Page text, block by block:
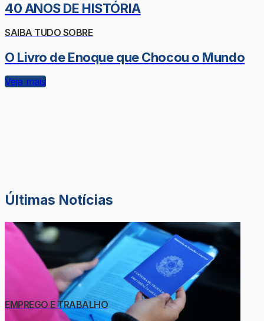
40 ANOS DE HISTÓRIA
SAIBA TUDO SOBRE
O Livro de Enoque que Chocou o Mundo
Veja mais
Últimas Notícias
EMPREGO E TRABALHO